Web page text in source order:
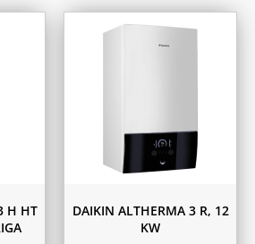
H HT
DAIKIN ALTHERMA 3 R, 12
KW